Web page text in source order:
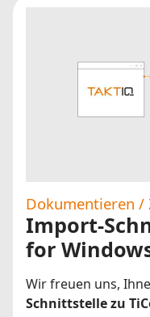
Dokumentieren /
Import-
for
Wir freuen uns,
Schnittstelle zu